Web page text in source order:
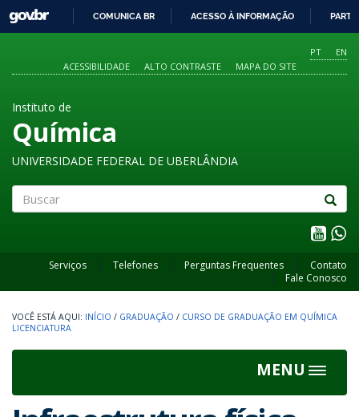
O
CONTEÚDO
GOVBR
COMUNICA BR ACESSO À INFORMAÇÃO
PT
EN
ACESSIBILIDADE
ALTO CONTRASTE MAPA DO SITE
Instituto de
Química
UNIVERSIDADE FEDERAL DE UBERLÂNDIA
Serviços Telefones Perguntas Frequentes
Contato
Fale Conosco
INÍCIO / GRADUAÇÃO / CURSO DE GRADUAÇÃO EM QUÍMICA
LICENCIATURA
MENU
Toggle